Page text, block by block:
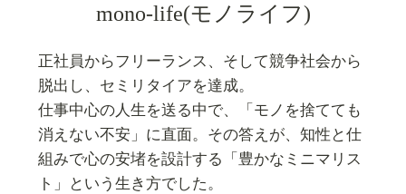
mono-life(モノライフ)
正社員からフリーランス、そして競争社会から
脱出し、セミリタイアを達成。
仕事中心の人生を送る中で、「モノを捨てても
消えない不安」に直面。その答えが、知性と仕
組みで心の安堵を設計する「豊かなミニマリス
ト」という生き方でした。